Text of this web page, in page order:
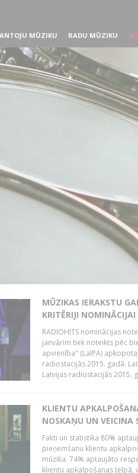
MŪZIKU RADU MŪZIKU
MŪZIKAS IERAKSTU
KRITĒRIJI
RADIOHITS nominācijas
janvārim tiek noteikts pēc
apvienība" (LaIPA)
radiostacijās 2015. gadā.
Latvijas radiostacijās 2015.
KLIENTU
NOSKAŅU UN VEICINA
Fakti un statistika 80%
pieņemšanu klientu
mūzika. 74% aptaujāto
klientu apkalpošanas telpā,